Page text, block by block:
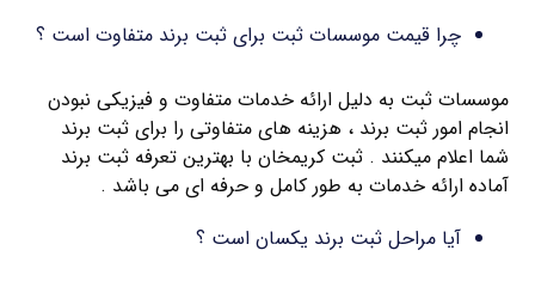
چرا قیمت موسسات ثبت برای ثبت برند متفاوت است ؟
موسسات ثبت به دلیل ارائه خدمات متفاوت و فیزیکی نبودن
انجام امور ثبت برند ، هزینه های متفاوتی را برای ثبت برند
شما اعلام میکنند . ثبت کریمخان با بهترین تعرفه ثبت برند
آماده ارائه خدمات به طور کامل و حرفه ای می باشد .
آیا مراحل ثبت برند یکسان است ؟